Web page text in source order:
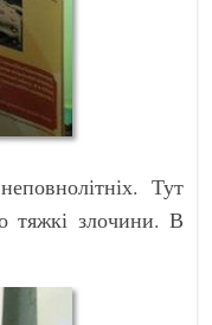
Тут
тяжкі злочини. В